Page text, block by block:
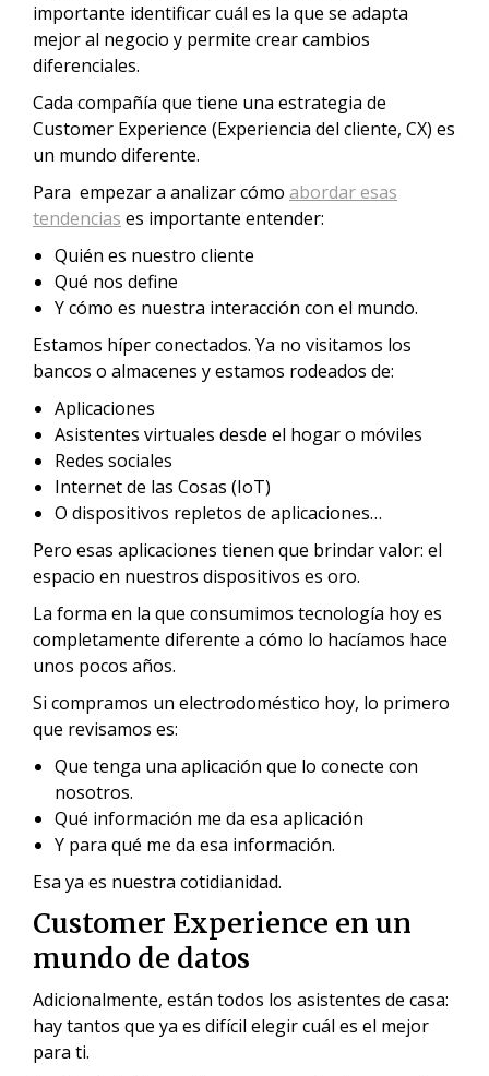
importante identificar cuál es la que se adapta
mejor al negocio y permite crear cambios
diferenciales.
Cada compañía que tiene una estrategia de
Customer Experience (Experiencia del cliente, CX) es
un mundo diferente.
Para empezar a analizar cómo abordar esas
tendencias es importante entender:
Quién es nuestro cliente
Qué nos define
Y cómo es nuestra interacción con el mundo.
Estamos híper conectados. Ya no visitamos los
bancos o almacenes y estamos rodeados de:
Aplicaciones
Asistentes virtuales desde el hogar o móviles
Redes sociales
Internet de las Cosas (IoT)
O dispositivos repletos de aplicaciones…
Pero esas aplicaciones tienen que brindar valor: el
espacio en nuestros dispositivos es oro.
La forma en la que consumimos tecnología hoy es
completamente diferente a cómo lo hacíamos hace
unos pocos años.
Si compramos un electrodoméstico hoy, lo primero
que revisamos es:
Que tenga una aplicación que lo conecte con
nosotros.
Qué información me da esa aplicación
Y para qué me da esa información.
Esa ya es nuestra cotidianidad.
Customer Experience en un
mundo de datos
Adicionalmente, están todos los asistentes de casa:
hay tantos que ya es difícil elegir cuál es el mejor
para ti.